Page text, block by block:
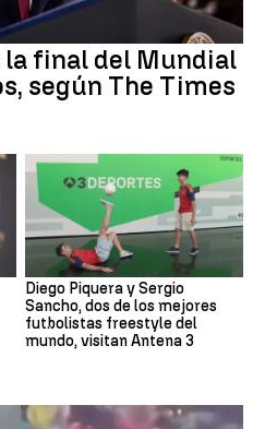
final del Mundial
según The Times
Diego Piquera y Sergio
Sancho, dos de los mejores
futbolistas freestyle del
mundo, visitan Antena 3